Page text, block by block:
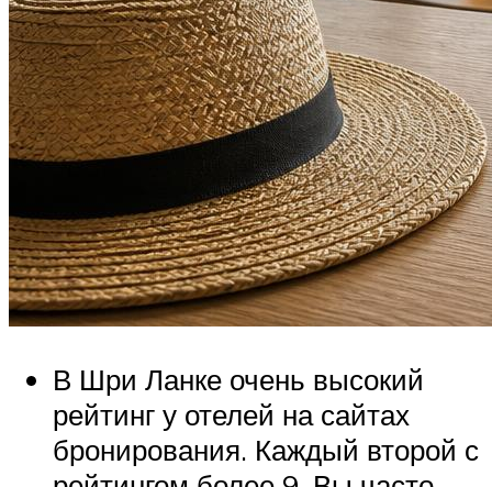
В Шри Ланке очень высокий
рейтинг у отелей на сайтах
бронирования. Каждый второй с